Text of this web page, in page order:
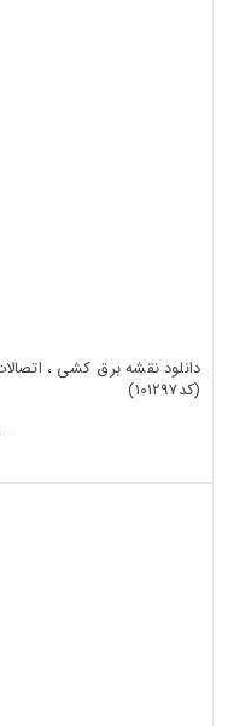
دانلود نقشه برق کشی ،
(کد101297)